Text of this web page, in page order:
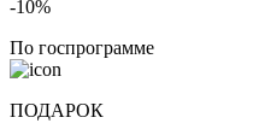
-10%
По госпрограмме
ПОДАРОК